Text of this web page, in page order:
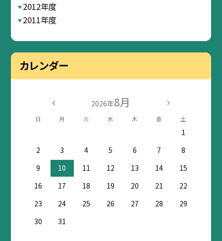
2012年度
2011年度
カレンダー
2026年8月
日 月 火 水 木 金 土
1
2
3 4 5 6 7
8
9
10 11 12 13 14
15
16
17 18 19 20 21
22
23
24 25 26 27 28
29
30
31